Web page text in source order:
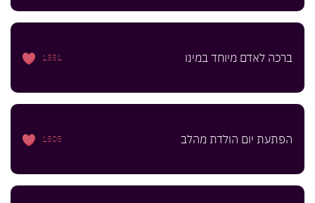
ברכה לאדם מיוחד במינו 1551
הפתעת יום הולדת מהלב 1505